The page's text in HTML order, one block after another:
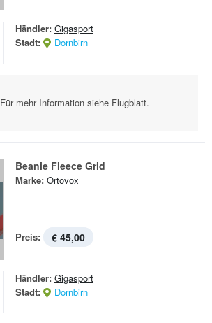
Händler: Gigasport
Stadt:
Dornbirn
Für mehr Information siehe Flugblatt.
Beanie Fleece Grid
Marke: Ortovox
Preis: € 45,00
Händler: Gigasport
Stadt:
Dornbirn